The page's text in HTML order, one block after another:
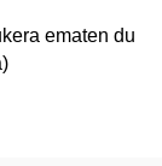
ematen du